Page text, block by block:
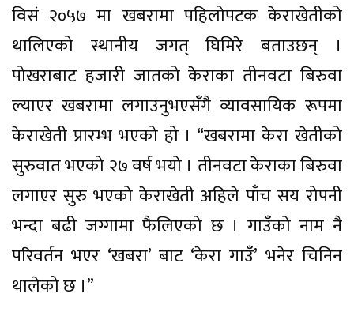
विसं २०५७ मा खबरामा पहिलोपटक केराखेतीको
थालिएको स्थानीय जगत् घिमिरे बताउछन् ।
पोखराबाट हजारी जातको केराका तीनवटा बिरुवा
ल्याएर खबरामा लगाउनुभएसँगै व्यावसायिक रूपमा
केराखेती प्रारम्भ भएको हो । “खबरामा केरा खेतीको
सुरुवात भएको २७ वर्ष भयो । तीनवटा केराका बिरुवा
लगाएर सुरु भएको केराखेती अहिले पाँच सय रोपनी
भन्दा बढी जग्गामा फैलिएको छ । गाउँको नाम नै
परिवर्तन भएर ‘खबरा’ बाट ‘केरा गाउँ’ भनेर चिनिन
थालेको छ ।”